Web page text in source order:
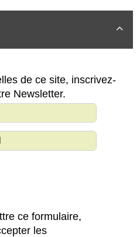

de ce site, inscrivez-
Newsletter.
ce formulaire,
les